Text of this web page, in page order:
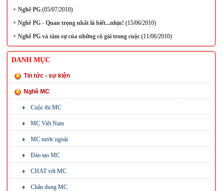
+Nghề PG(05/07/2010)
+Nghề PG - Quan trọng nhất là biết...nhịn! (15/06/2010)
+Nghề PG và tâm sự của những cô gái trong cuộc(11/06/2010)
DANH MỤC
Tin tức - sự kiện
Nghề MC
Cuộc thi MC
MC Việt Nam
MC nước ngoài
Đào tạo MC
CHAT với MC
Chân dung MC